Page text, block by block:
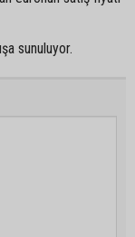
sunuluyor.